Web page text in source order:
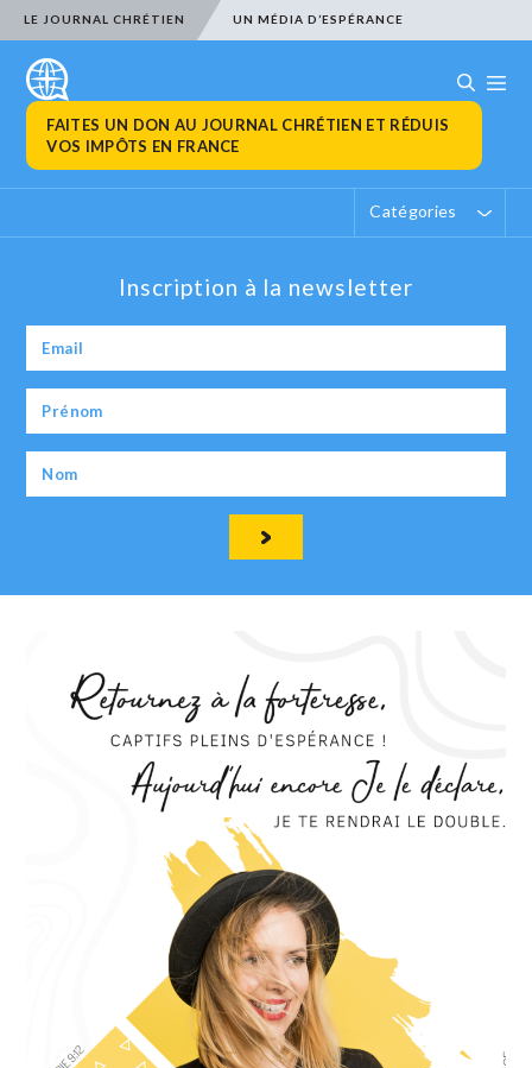
LE JOURNAL CHRÉTIEN UN MÉDIA D’ESPÉRANCE
FAITES UN DON AU JOURNAL CHRÉTIEN ET RÉDUIS
VOS IMPÔTS EN FRANCE
Catégories
Inscription à la newsletter